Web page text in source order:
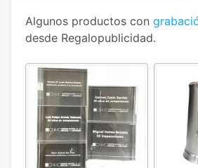
Algunos productos con
desde Regalopublicidad.